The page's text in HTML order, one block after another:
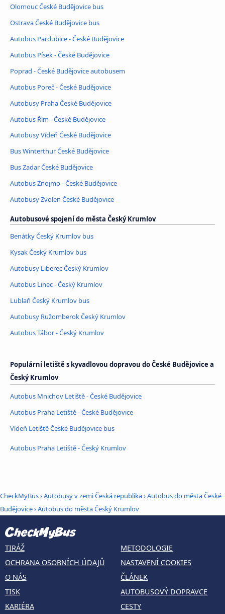
Olomouc České Budějovice bus
Ostrava České Budějovice bus
Autobus Pardubice - České Budějovice
Autobus Písek - České Budějovice
Poprad - České Budějovice autobusem
Autobus Poreč - České Budějovice
Autobusy Praha České Budějovice
Autobus Řím - České Budějovice
Autobusy Vídeň České Budějovice
Bus Winterthur České Budějovice
Bus Zadar České Budějovice
Autobus Znojmo - České Budějovice
Autobusy Zvolen České Budějovice
Autobusové spojení do města Český Krumlov
Benátky Český Krumlov bus
Kysak Český Krumlov bus
Autobusy Liberec Český Krumlov
Autobus Linec - Český Krumlov
Lublaň Český Krumlov bus
Autobusy Ružomberok Český Krumlov
Autobus Tábor - Český Krumlov
Populární letiště s kyvadlovou dopravou do České Budějovice a
Český Krumlov
Autobus Mnichov Letiště - České Budějovice
Autobus Praha Letiště - České Budějovice
Vídeň Letiště České Budějovice bus
Autobus Praha Letiště - Český Krumlov
CheckMyBus›Autobusy v zemi Česká republika›Autobus do města České
Budějovice›Autobus do města Český Krumlov
TIRÁŽ
OCHRANA OSOBNÍCH ÚDAJŮ
O NÁS
TISK
KARIÉRA
METODOLOGIE
NASTAVENÍ COOKIES
ČLÁNEK
AUTOBUSOVÝ DOPRAVCE
CESTY